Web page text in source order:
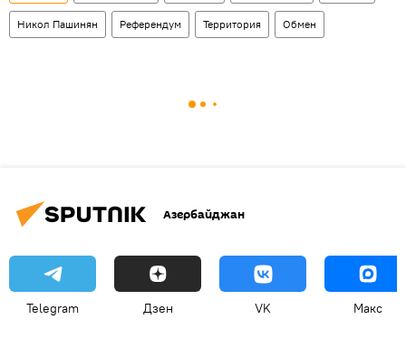
Никол Пашинян Референдум Территория Обмен
Азербайджан
Telegram Дзен VK Макс